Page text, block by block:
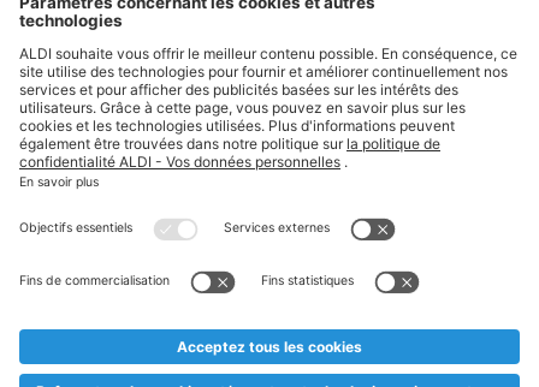
Suivez ALDI Belgique
Textes marqués d'un astérisque et mentions légales
* Nous vendons ces articles temporairement et jusqu'à
au cas où, malgré le planning bien étudié, nous serions
prématurément en rupture de stock. Prix Recupel et TVA incl.
** Sur ce site, l’utilisation de la forme masculine a été adoptée